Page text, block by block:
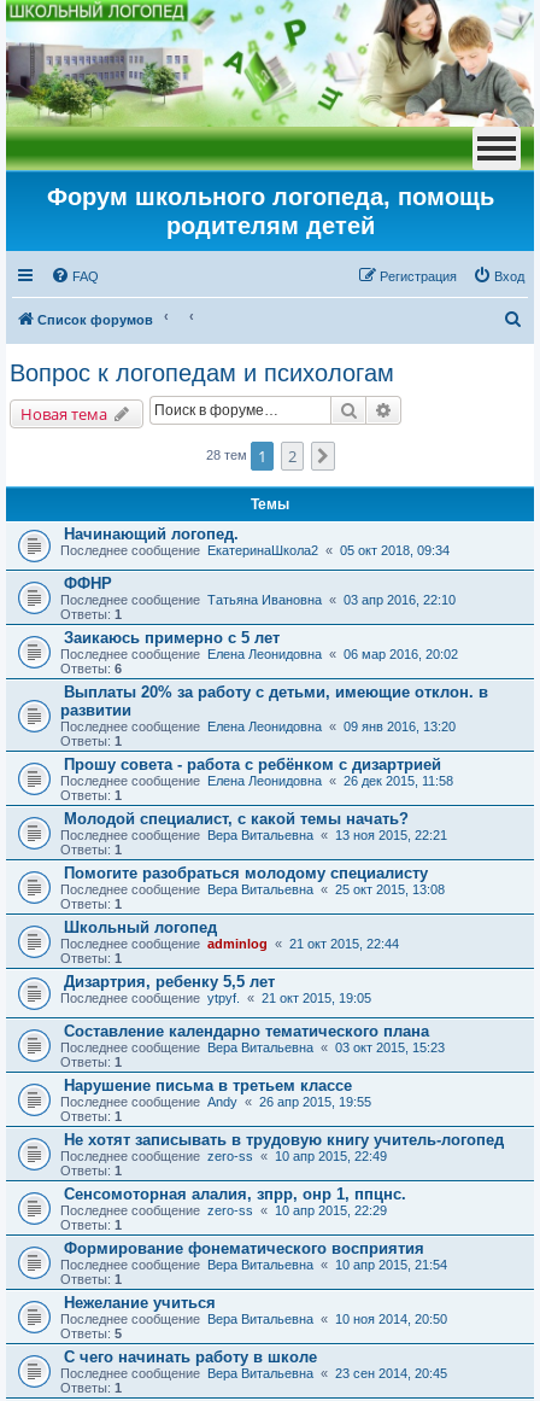
Форум школьного логопеда, помощь
родителям детей
FAQ Вход
Регистрация
Список форумов
о
Вопрос к логопедам и психологам
Новая тема Поиск
28 тем 1 2
Темы
Начинающий логопед.
Последнее сообщение ЕкатеринаШкола2 « 05 окт 2018, 09:34
ФФНР
Последнее сообщение Татьяна Ивановна « 03 апр 2016, 22:10
Ответы: 1
Заикаюсь примерно с 5 лет
Последнее сообщение Елена Леонидовна « 06 мар 2016, 20:02
Ответы: 6
Выплаты 20% за работу с детьми, имеющие отклон. в
развитии
Последнее сообщение Елена Леонидовна « 09 янв 2016, 13:20
Ответы: 1
Прошу совета - работа с ребёнком с дизартрией
Последнее сообщение Елена Леонидовна « 26 дек 2015, 11:58
Ответы: 1
Молодой специалист, с какой темы начать?
Последнее сообщение Вера Витальевна « 13 ноя 2015, 22:21
Ответы: 1
Помогите разобраться молодому специалисту
Последнее сообщение Вера Витальевна « 25 окт 2015, 13:08
Ответы: 1
Школьный логопед
Последнее сообщение adminlog « 21 окт 2015, 22:44
Ответы: 1
Дизартрия, ребенку 5,5 лет
Последнее сообщение ytpyf. « 21 окт 2015, 19:05
Составление календарно тематического плана
Последнее сообщение Вера Витальевна « 03 окт 2015, 15:23
Ответы: 1
Нарушение письма в третьем классе
Последнее сообщение Andy « 26 апр 2015, 19:55
Ответы: 1
Не хотят записывать в трудовую книгу учитель-логопед
Последнее сообщение zero-ss « 10 апр 2015, 22:49
Ответы: 1
Сенсомоторная алалия, зпрр, онр 1, ппцнс.
Последнее сообщение zero-ss « 10 апр 2015, 22:29
Ответы: 1
Формирование фонематического восприятия
Последнее сообщение Вера Витальевна « 10 апр 2015, 21:54
Ответы: 1
Нежелание учиться
Последнее сообщение Вера Витальевна « 10 ноя 2014, 20:50
Ответы: 5
С чего начинать работу в школе
Последнее сообщение Вера Витальевна « 23 сен 2014, 20:45
Ответы: 1